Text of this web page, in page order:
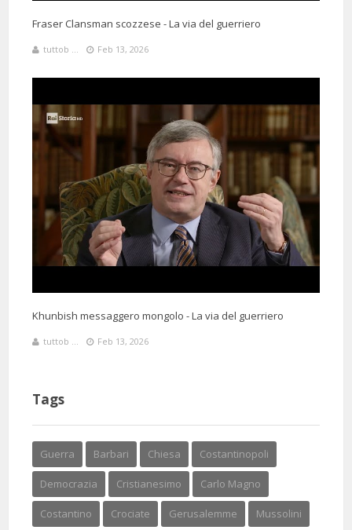
Fraser Clansman scozzese - La via del guerriero
tuttob ... Feb 13, 2026
Khunbish messaggero mongolo - La via del guerriero
tuttob ... Feb 13, 2026
Tags
Guerra Barbari Chiesa Costantinopoli
Democrazia Cristianesimo Carlo Magno
Costantino Crociate Gerusalemme Mussolini